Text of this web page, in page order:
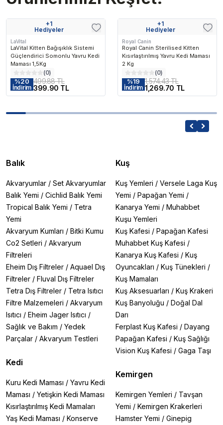
+1
Hediyeler
LaVital
LaVital Kitten Bağışıklık Sistemi
Güçlendirici Somonlu Yavru Kedi
Maması 1,5Kg
(0)
%20
İndirim
499.88 TL
399.90 TL
+1
Hediyeler
Royal Canin
Royal Canin Sterilised Kitten
Kısırlaştırılmış Yavru Kedi Maması
2 Kg
(0)
%19
İndirim
1,574.43 TL
1,269.70 TL
Balık
Akvaryumlar / Set Akvaryumlar
Balık Yemi / Cichlid Balık Yemi
Tropical Balık Yemi / Tetra
Yemi
Akvaryum Kumları / Bitki Kumu
Co2 Setleri / Akvaryum
Filtreleri
Eheim Dış Filtreler / Aquael Dış
Filtreler / Fluval Dış Filtreler
Tetra Dış Filtreler / Tetra Isıtıcı
Filtre Malzemeleri / Akvaryum
Isıtıcı / Eheim Jager Isıtıcı /
Sağlık ve Bakım / Yedek
Parçalar / Akvaryum Testleri
Kedi
Kuru Kedi Maması / Yavru Kedi
Maması / Yetişkin Kedi Maması
Kısırlaştırılmış Kedi Mamaları
Yaş Kedi Maması / Konserve
Kuş
Kuş Yemleri / Versele Laga Kuş
Yemi / Papağan Yemi /
Kanarya Yemi / Muhabbet
Kuşu Yemleri
Kuş Kafesi / Papağan Kafesi
Muhabbet Kuş Kafesi /
Kanarya Kuş Kafesi / Kuş
Oyuncakları / Kuş Tünekleri /
Kuş Mamaları
Kuş Aksesuarları / Kuş Krakeri
Kuş Banyoluğu / Doğal Dal
Darı
Ferplast Kuş Kafesi / Dayang
Papağan Kafesi / Kuş Sağlığı
Vision Kuş Kafesi / Gaga Taşı
Kemirgen
Kemirgen Yemleri / Tavşan
Yemi / Kemirgen Krakerleri
Hamster Yemi / Ginepig